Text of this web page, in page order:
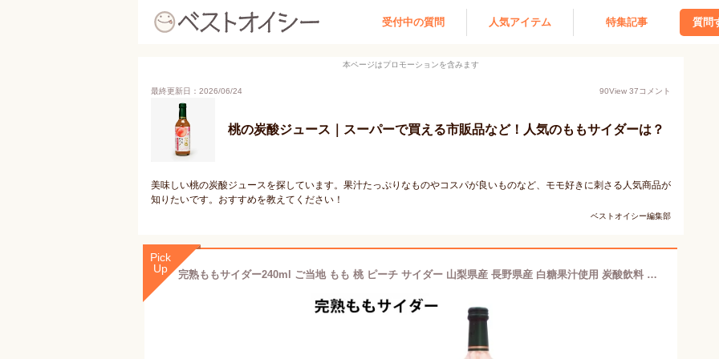
受付中の質問 人気アイテム 特集記事 質問
本ページはプロモーションを含みます
最終更新日：2026/06/24 90View 37コメント
桃の炭酸ジュース｜スーパーで買える市販品など！人気のももサイダーは？
美味しい桃の炭酸ジュースを探しています。果汁たっぷりなものやコスパが良いものなど、モモ好きに刺さる人気商品が
知りたいです。おすすめを教えてください！
ベストオイシー編集部
Pick
Up
完熟ももサイダー240ml ご当地 もも 桃 ピーチ サイダー 山梨県産 長野県産 白糖果汁使用 炭酸飲料 木村飲料